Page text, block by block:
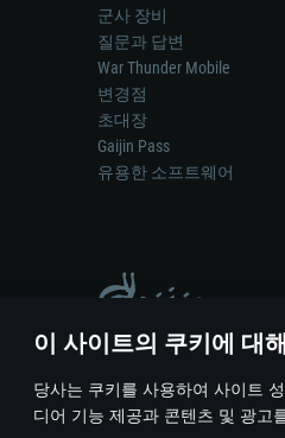
이 사이트의 쿠키에 대해
당사는 쿠키를 사용하여 사이트
디어 기능 제공과 콘텐츠 및 광고
군사 장비
질문과 답변
War Thunder Mobile
변경점
초대장
Gaijin Pass
유용한 소프트웨어
게임 에서 어떠한 현실
© 2011—2026 Gaijin
이용 약관